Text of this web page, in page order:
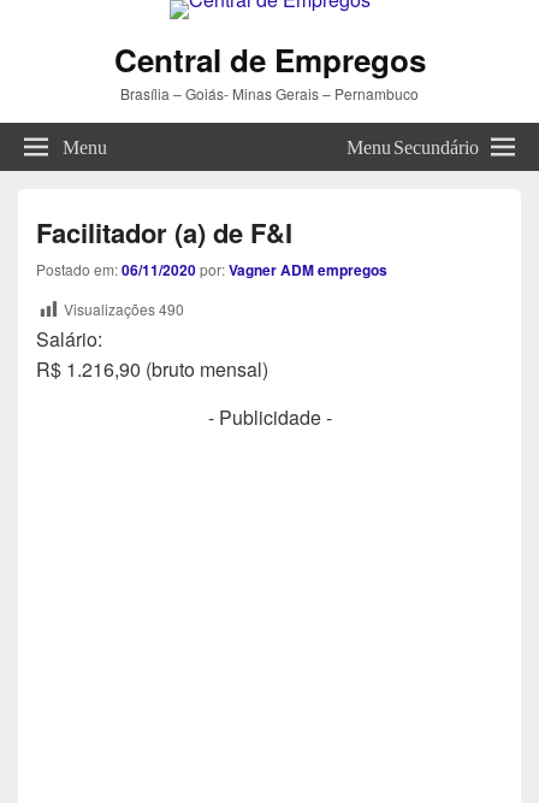
Central de Empregos
Brasília – Goiás- Minas Gerais – Pernambuco
Menu Menu Secundário
Facilitador (a) de F&I
Postado em:06/11/2020por:Vagner ADM empregos
Visualizações490
Salário:
R$ 1.216,90 (bruto mensal)
- Publicidade -